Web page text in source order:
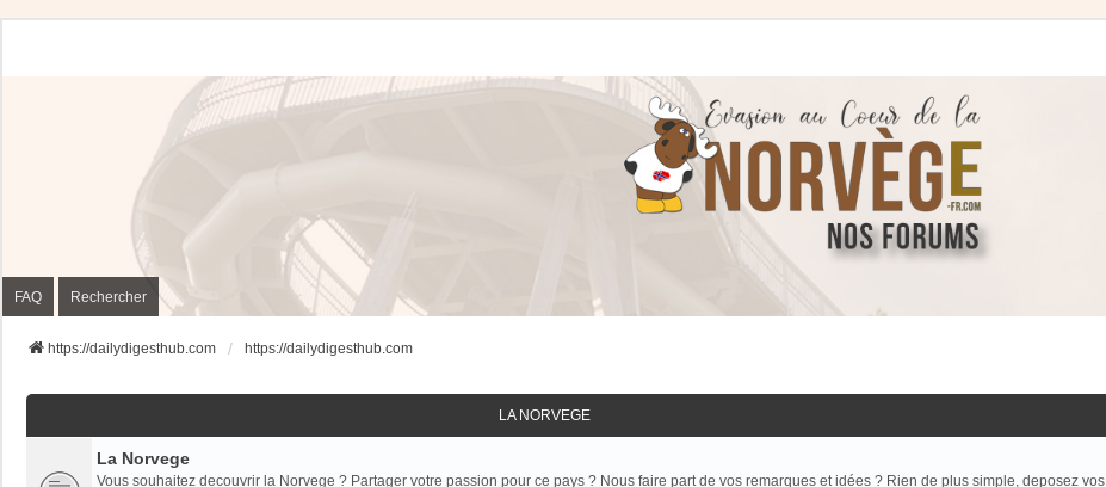
FAQ Rechercher
https://dailydigesthub.com https://dailydigesthub.com
LA NORVEGE
La Norvege
Vous souhaitez decouvrir la Norvege ? Partager votre passion pour ce pays ? Nous faire part de vos remarques et idées ? Rien de plus simple, deposez vos